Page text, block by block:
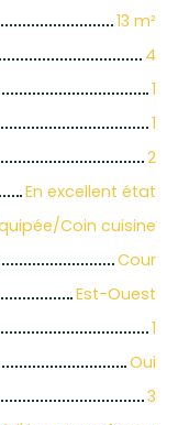
13 m²
4
1
1
2
En excellent état
Coin cuisine
Cour
Est-Ouest
1
Oui
3